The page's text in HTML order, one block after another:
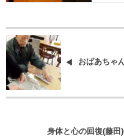
おばあちゃ
身体と心の回復(藤田